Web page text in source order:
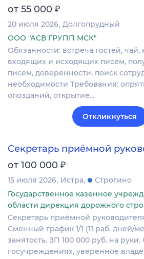
от 55 000 ₽
20 июля 2026 Долгопрудный
ООО "АСВ ГРУПП МСК"
Обязанности: встреча гостей,
входящих и исходящих писем,
писем, доверенности, поиск
необходимости Требования:
опозданий, открытие…
Откликнуться
Секретарь приёмной
от 100 000 ₽
15 июля 2026 Истра
Строгино
Государственное казенное
области дирекция дорожного
Секретарь приёмной
Сменный график 1/1 (11 раб. дней/
занятость. ЗП 100 000 руб. на
госучреждениях, уверенное